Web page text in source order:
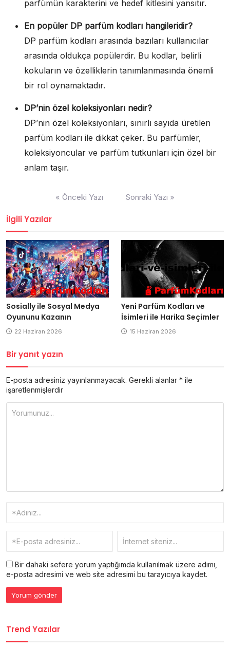
parfümün karakterini ve hedef kitlesini yansıtır.
En popüler DP parfüm kodları hangileridir?
DP parfüm kodları arasında bazıları kullanıcılar
arasında oldukça popülerdir. Bu kodlar, belirli
kokuların ve özelliklerin tanımlanmasında önemli
bir rol oynamaktadır.
DP’nin özel koleksiyonları nedir?
DP’nin özel koleksiyonları, sınırlı sayıda üretilen
parfüm kodları ile dikkat çeker. Bu parfümler,
koleksiyoncular ve parfüm tutkunları için özel bir
anlam taşır.
« Önceki Yazı Sonraki Yazı »
İlgili Yazılar
Sosially ile Sosyal Medya
Oyununu Kazanın
22 Haziran 2026
Yeni Parfüm Kodları ve
İsimleri ile Harika Seçimler
15 Haziran 2026
Bir yanıt yazın
E-posta adresiniz yayınlanmayacak. Gerekli alanlar * ile
işaretlenmişlerdir
Bir dahaki sefere yorum yaptığımda kullanılmak üzere adımı,
e-posta adresimi ve web site adresimi bu tarayıcıya kaydet.
Trend Yazılar